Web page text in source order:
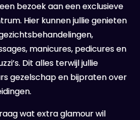
bezoek aan een exclusieve
Hier kunnen jullie genieten
manicures, pedicures en
Dit alles terwijl jullie
gezelschap en bijpraten over
wat extra glamour wil